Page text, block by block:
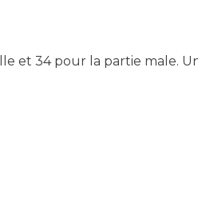
et 34 pour la partie male.